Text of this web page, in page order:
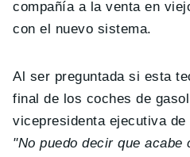
compañía a la venta en
con el nuevo sistema.
Al ser preguntada si esta
final de los coches de
vicepresidenta ejecutiva
"No puedo decir que